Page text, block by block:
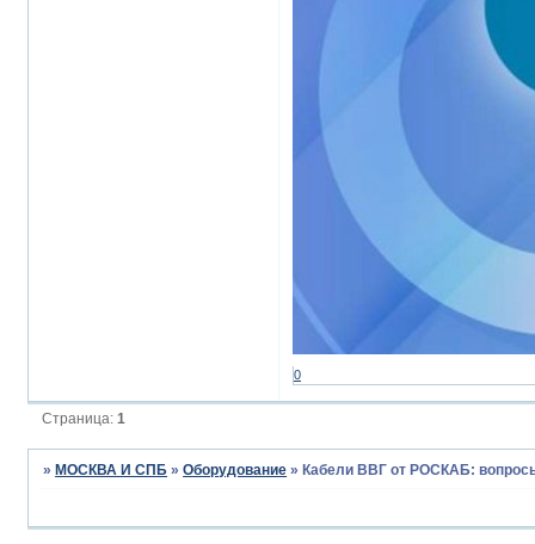
0
Страница:1
»МОСКВА И СПБ »Оборудование »Кабели ВВГ от РОСКАБ: